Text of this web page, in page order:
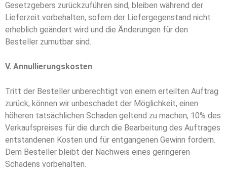
Gesetzgebers zurückzuführen sind, bleiben während der
Lieferzeit vorbehalten, so­­fern der Liefergegenstand nicht
erheblich geändert wird und die Änderungen für den
Besteller zu­mut­­bar sind.
V. Annullierungskosten
Tritt der Besteller unberechtigt von einem erteilten Auftrag
zurück, können wir unbeschadet der Mög­lich­­keit, einen
höheren tatsächlichen Schaden geltend zu machen, 10% des
Ver­kaufs­prei­­ses für die durch die Bearbeitung des Auftrages
entstandenen Kosten und für entgangenen Ge­­winn fordern.
Dem Besteller bleibt der Nachweis eines geringeren
Schadens vorbehalten.